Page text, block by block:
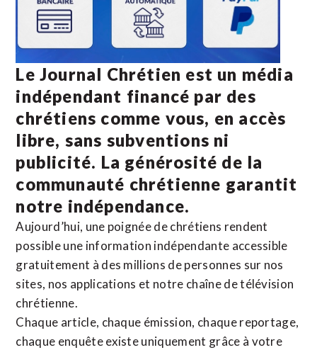
Le Journal Chrétien est un média
indépendant financé par des
chrétiens comme vous, en accès
libre, sans subventions ni
publicité. La générosité de la
communauté chrétienne garantit
notre indépendance.
Aujourd’hui, une poignée de chrétiens rendent
possible une information indépendante accessible
gratuitement à des millions de personnes sur nos
sites, nos applications et notre chaîne de télévision
chrétienne.
Chaque article, chaque émission, chaque reportage,
chaque enquête existe uniquement grâce à votre